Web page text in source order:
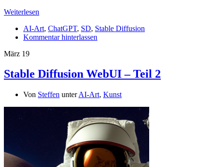
Weiterlesen
AI-Art, ChatGPT, SD, Stable Diffusion
Kommentar hinterlassen
März 19
Stable Diffusion WebUI – Teil 2
Von Steffen unterAI-Art, Kunst